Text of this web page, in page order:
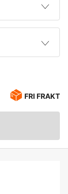
FRI FRAKT